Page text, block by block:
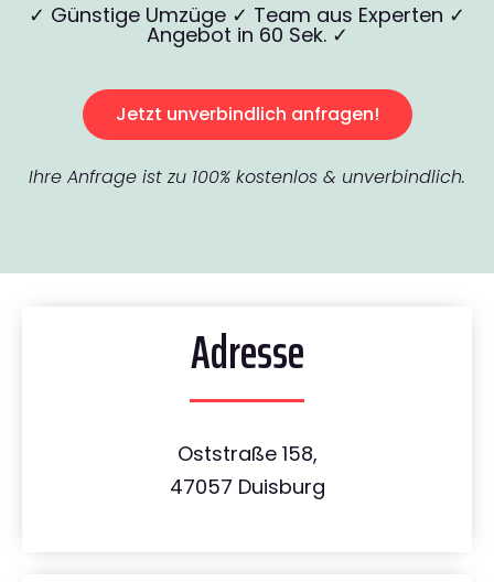
✓ Günstige Umzüge ✓ Team aus Experten ✓
Angebot in 60 Sek. ✓
Jetzt unverbindlich anfragen!
Ihre Anfrage ist zu 100% kostenlos & unverbindlich.
Adresse
Oststraße 158,
47057 Duisburg